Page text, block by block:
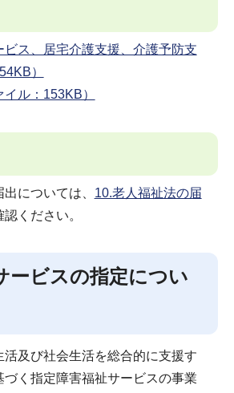
ビス、居宅介護支援、介護予防支
）
ル：153KB）
については、 10.老人福祉法の届
認ください。
ービスの指定につい
活及び社会生活を総合的に支援す
づく指定障害福祉サービスの事業